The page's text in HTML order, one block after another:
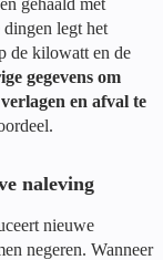
dingen legt het
de kilowatt en de
gegevens om
en afval te
naleving
nieuwe
negeren. Wanneer